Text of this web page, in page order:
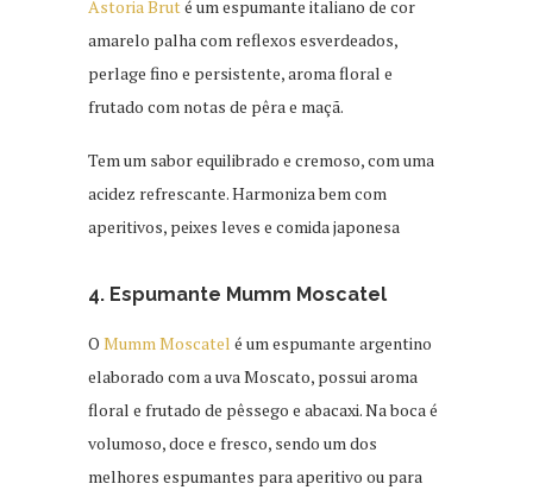
Astoria Bruté um espumante italiano de cor
amarelo palha com reflexos esverdeados,
perlage fino e persistente, aroma floral e
frutado com notas de pêra e maçã.
Tem um sabor equilibrado e cremoso, com uma
acidez refrescante. Harmoniza bem com
aperitivos, peixes leves e comida japonesa
4. Espumante Mumm Moscatel
O Mumm Moscatel é um espumante argentino
elaborado com a uva Moscato, possui aroma
floral e frutado de pêssego e abacaxi. Na boca é
volumoso, doce e fresco, sendo um dos
melhores espumantes para aperitivo ou para